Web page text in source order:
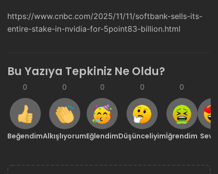
https://www.cnbc.com/2025/11/11/softbank-sells-its-
entire-stake-in-nvidia-for-5point83-billion.html
Bu Yazıya Tepkiniz Ne Oldu?
0
Beğendim
0
Alkışlıyorum
0
Eğlendim
0
Düşünceliyim
0
İğrendim